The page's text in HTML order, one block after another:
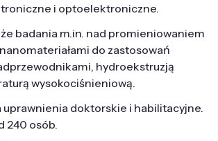
i optoelektroniczne.
badania m.in. nad promieniowaniem
do zastosowań
hydroekstruzją
wysokociśnieniową.
uprawnienia doktorskie i habilitacyjne.
240 osób.